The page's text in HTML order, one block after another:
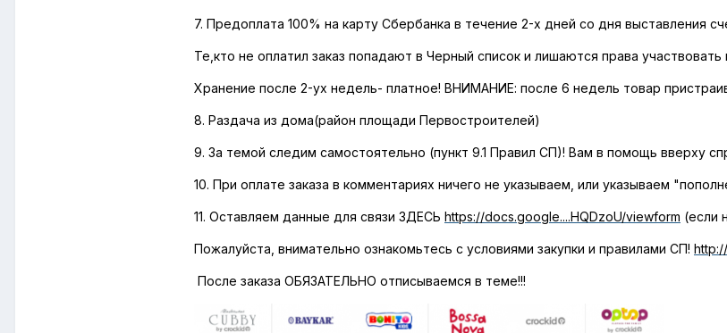
7. Предоплата 100% на карту Сбербанка в течение 2-х дней со дня выставления
Те,кто не оплатил заказ попадают в Черный список и лишаются права участвовать
Хранение после 2-ух недель- платное! ВНИМАНИЕ: после 6 недель товар
8. Раздача из дома(район площади Первостроителей)
9. За темой следим самостоятельно (пункт 9.1 Правил СП)! Вам в помощь вверху
10. При оплате заказа в комментариях ничего не указываем, или указываем
11. Оставляем данные для связи ЗДЕСЬ https://docs.google....HQDzoU/viewform (если
Пожалуйста, внимательно ознакомьтесь с условиями закупки и правилами СП!
После заказа ОБЯЗАТЕЛЬНО отписываемся в теме!!!